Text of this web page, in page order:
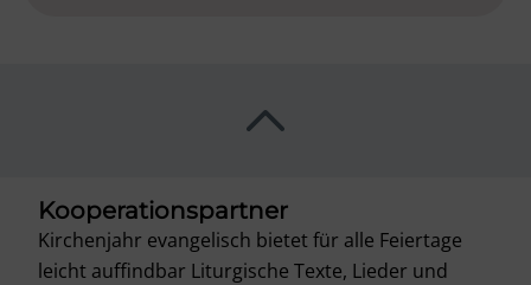
Kooperationspartner
Kirchenjahr evangelisch bietet für alle Feiertage
leicht auffindbar Liturgische Texte, Lieder und